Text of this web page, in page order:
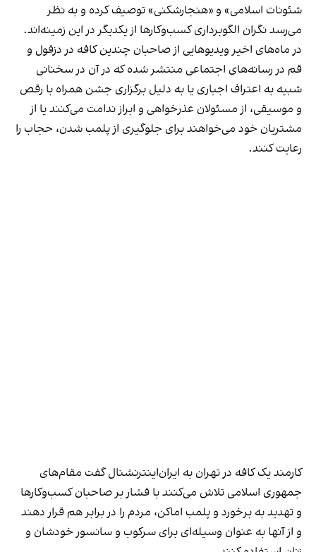
شئونات اسلامی» و «هنجارشکنی» توصیف کرده و به نظر
می‌رسد نگران الگوبرداری کسب‌وکارها از یکدیگر در این زمینه‌اند.
در ماه‌های اخیر ویدیوهایی از صاحبان چندین کافه در دزفول و
قم در رسانه‌های اجتماعی منتشر شده که در آن در سخنانی
شبیه به اعتراف اجباری یا به دلیل برگزاری جشن همراه با رقص
و موسیقی، از مسئولان عذرخواهی و ابراز ندامت می‌کنند یا از
مشتریان خود می‌خواهند برای جلوگیری از پلمب شدن، حجاب را
رعایت کنند.
کارمند یک کافه در تهران به ایران‌اینترنشنال گفت مقام‌های
جمهوری اسلامی تلاش می‌کنند با فشار بر صاحبان کسب‌وکارها
و تهدید به برخورد و پلمب اماکن، مردم را در برابر هم قرار دهند
و از آنها به عنوان وسیله‌ای برای سرکوب و سانسور خودشان و